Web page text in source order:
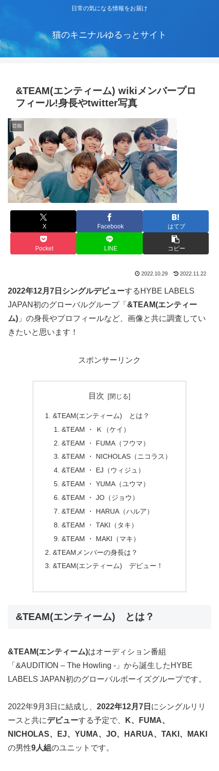
日常の気になる情報をお届け
猫のキニナルゆるっとサイト
&TEAM(エンティーム) wikiメンバープロ
フィール!身長やtwitter写真
芸能
X Facebook はてブ
Pocket LINE コピー
2022.10.29 2022.11.22
2022年12月7日シングルデビューするHYBE LABELS
JAPAN初のグローバルグループ「 &TEAM(エンティー
ム) 」の身長やプロフィールなど、画像と共に調査してい
きたいと思います！
スポンサーリンク
目次
&TEAM(エンティーム) とは？
&TEAM ・ Ｋ（ケイ）
&TEAM ・ FUMA（フウマ）
&TEAM ・ NICHOLAS（ニコラス）
&TEAM ・ EJ（ウィジュ）
&TEAM ・ YUMA（ユウマ）
&TEAM ・ JO（ジョウ）
&TEAM ・ HARUA（ハルア）
&TEAM ・ TAKI（タキ）
&TEAM ・ MAKI（マキ）
&TEAMメンバーの身長は？
&TEAM(エンティーム) デビュー！
&TEAM(エンティーム) とは？
&TEAM(エンティーム)はオーディション番組
「&AUDITION – The Howling -」から誕生したHYBE
LABELS JAPAN初のグローバルボーイズグループです。
2022年9月3日に結成し、 2022年12月7日 にシングルリリ
ースと共にデビューする予定で、
K、FUMA、
NICHOLAS、EJ、YUMA、JO、HARUA、TAKI、MAKI
の男性9人組のユニットです。